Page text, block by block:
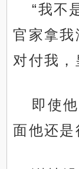
“我不
官家拿
对付我，
即使
面他还是